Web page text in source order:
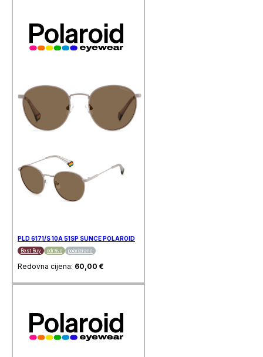
PLD 6171/S 10A 51SP SUNCE POLAROID
Best Buy održivo polarizirane
Redovna cijena: 60,00 €